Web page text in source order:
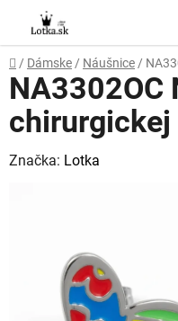
obsah
Domov
/ Dámske / Náušnice /
NA3302OC
chirurgickej
Značka: Lotka